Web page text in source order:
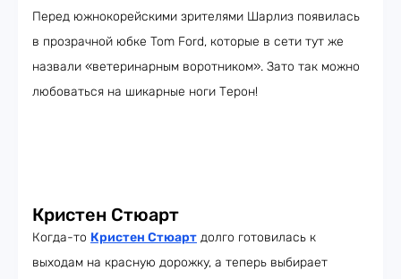
Перед южнокорейскими зрителями Шарлиз появилась
в прозрачной юбке Tom Ford, которые в сети тут же
назвали «ветеринарным воротником». Зато так можно
любоваться на шикарные ноги Терон!
Кристен Стюарт
Когда-то Кристен Стюарт долго готовилась к
выходам на красную дорожку, а теперь выбирает